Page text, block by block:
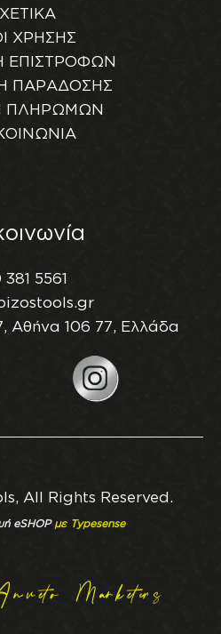
ΧΡΗΣΗΣ
ΕΠΙΣΤΡΟΦΩΝ
ΠΑΡΑΔΟΣΗΣ
ΠΛΗΡΩΜΩΝ
381 5561
Αθήνα 106 77, Ελλάδα
All Rights Reserved.
eSHOPμε Typesense